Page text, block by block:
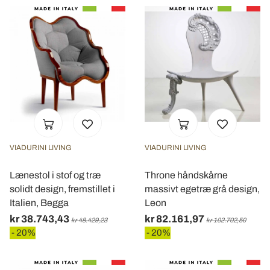
Utilizziamo i cookie per personalizzare contenuti ed
annunci, per fornire funzionalità dei social media e per
analizzare il nostro traffico. Condividiamo inoltre
informazioni sul modo in cui utilizza il nostro sito con i
nostri partner che si occupano di analisi dei dati web,
pubblicità e social media, i quali potrebbero combinarle
con altre informazioni che ha fornito loro o che hanno
raccolto dal suo utilizzo dei loro servizi.
VIADURINI LIVING
Lænestol i stof og træ
solidt design, fremstillet i
Italien, Begga
kr 38.743,43 kr 48.429,23
- 20%
VIADURINI LIVING
Throne håndskårne
massivt egetræ grå design,
Leon
kr 82.161,97 kr 102.702,50
- 20%